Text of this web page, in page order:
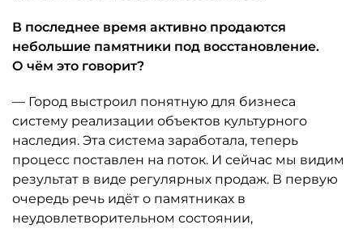
В последнее время активно продаются
небольшие памятники под восстановление.
О чём это говорит?
— Город выстроил понятную для бизнеса
систему реализации объектов культурного
наследия. Эта система заработала, теперь
процесс поставлен на поток. И сейчас мы видим
результат в виде регулярных продаж. В первую
очередь речь идёт о памятниках в
неудовлетворительном состоянии,